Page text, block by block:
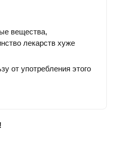
вещества,
лекарств хуже
от употребления этого